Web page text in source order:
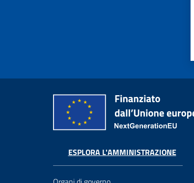
ESPLORA L'AMMINISTRAZIONE